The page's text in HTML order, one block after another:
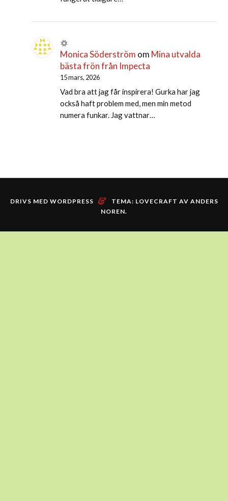
Monica Söderström om Mina utvalda
bästa frön från Impecta
15 mars, 2026
Vad bra att jag får inspirera! Gurka har jag
också haft problem med, men min metod
numera funkar. Jag vattnar…
DRIVS MED WORDPRESS & TEMA: LOVECRAFT AV ANDERS
NOREN.